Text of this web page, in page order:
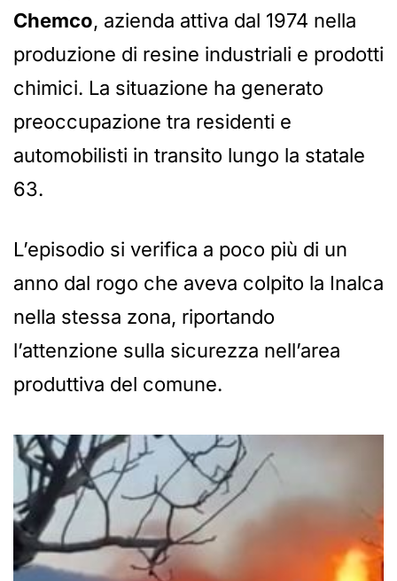
Chemco, azienda attiva dal 1974 nella
produzione di resine industriali e prodotti
chimici. La situazione ha generato
preoccupazione tra residenti e
automobilisti in transito lungo la statale
63.
L’episodio si verifica a poco più di un
anno dal rogo che aveva colpito la Inalca
nella stessa zona, riportando
l’attenzione sulla sicurezza nell’area
produttiva del comune.